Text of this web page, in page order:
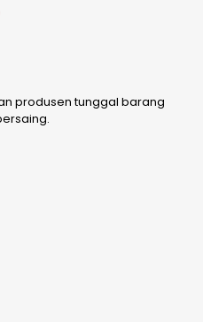
produsen tunggal barang